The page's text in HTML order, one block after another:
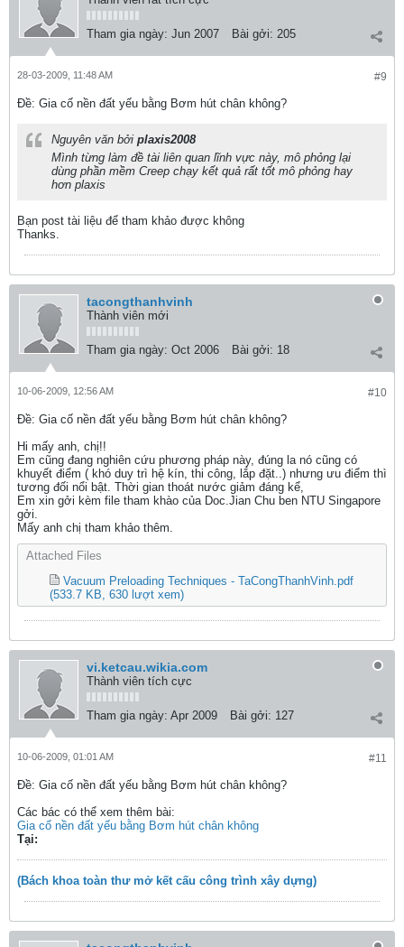
Tham gia ngày: Jun 2007 Bài gởi: 205
#9
28-03-2009, 11:48 AM
Ðề: Gia cố nền đất yếu bằng Bơm hút chân không?
Nguyên văn bởi plaxis2008
Mình từng làm đề tài liên quan lĩnh vực này, mô phỏng lại
dùng phần mềm Creep chạy kết quả rất tốt mô phỏng hay
hơn plaxis
Bạn post tài liệu để tham khảo được không
Thanks.
tacongthanhvinh
Thành viên mới
Tham gia ngày: Oct 2006 Bài gởi: 18
#10
10-06-2009, 12:56 AM
Ðề: Gia cố nền đất yếu bằng Bơm hút chân không?
Hi mấy anh, chị!!
Em cũng đang nghiên cứu phương pháp này, đúng la nó cũng có
khuyết điểm ( khó duy trì hệ kín, thi công, lắp đặt..) nhưng ưu điểm thì
tương đối nổi bật. Thời gian thoát nước giảm đáng kể,
Em xin gởi kèm file tham khào của Doc.Jian Chu ben NTU Singapore
gởi.
Mấy anh chị tham khảo thêm.
Attached Files
Vacuum Preloading Techniques - TaCongThanhVinh.pdf
(533.7 KB, 630 lượt xem)
vi.ketcau.wikia.com
Thành viên tích cực
Tham gia ngày: Apr 2009 Bài gởi: 127
#11
10-06-2009, 01:01 AM
Ðề: Gia cố nền đất yếu bằng Bơm hút chân không?
Các bác có thể xem thêm bài:
Gia cố nền đất yếu bằng Bơm hút chân không
Tại:
(Bách khoa toàn thư mở kết cấu công trình xây dựng)